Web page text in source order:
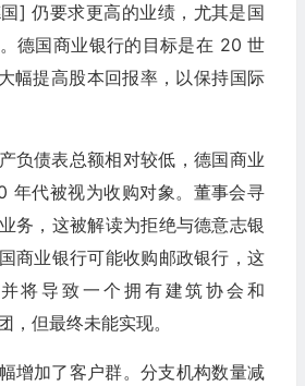
] 仍要求更高的业绩，尤其是国
德国商业银行的目标是在 20 世
幅提高股本回报率，以保持国际
负债表总额相对较低，德国商业
年代被视为收购对象。董事会寻
务，这被解读为拒绝与德意志银
商业银行可能收购邮政银行，这
将导致一个拥有建筑协会和
，但最终未能实现。
增加了客户群。分支机构数量减